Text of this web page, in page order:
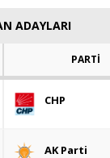
ADAYLARI
PARTİ
CHP
AK Parti